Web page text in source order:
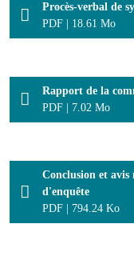
Procès-verbal de
PDF
18.61 Mo
Rapport de la
PDF
7.02 Mo
Conclusion et
d'enquête
PDF
794.24 Ko